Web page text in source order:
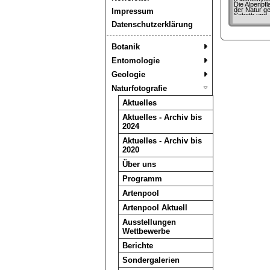
Impressum
Datenschutzerklärung
Botanik
Entomologie
Geologie
Naturfotografie
Aktuelles
Aktuelles - Archiv bis
2024
Aktuelles - Archiv bis
2020
Über uns
Programm
Artenpool
Artenpool Aktuell
Ausstellungen
Wettbewerbe
Berichte
Sondergalerien
Die
der Natur
Seboth und
Ferdinand